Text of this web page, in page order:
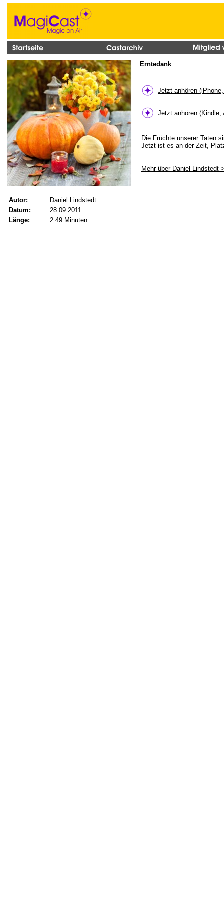
Autor:
Daniel Lindstedt
Datum:
28.09.2011
Länge:
2:49 Minuten
Erntedank
Jetzt anhören
Jetzt anhören (Kindle,
Die Früchte unserer Taten
Jetzt ist es an der Zeit,
Mehr über Daniel Lindstedt